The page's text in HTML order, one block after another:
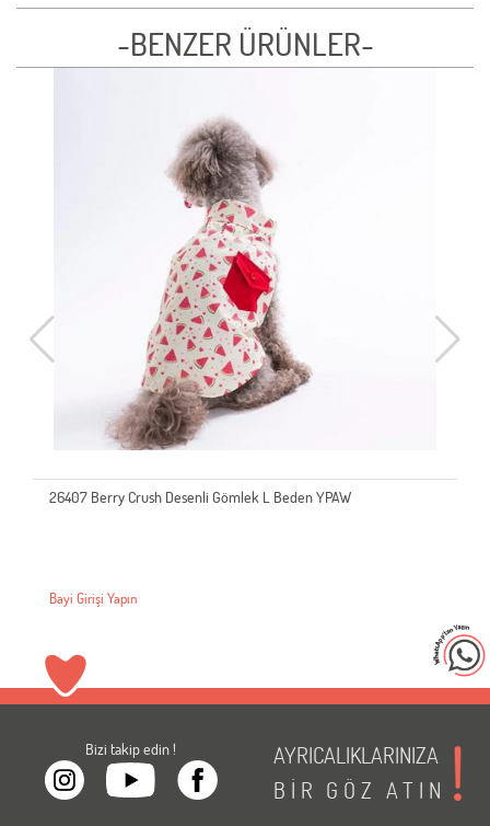
-BENZER ÜRÜNLER-
26407 Berry Crush Desenli Gömlek L Beden YPAW
Bayi Girişi Yapın
Bizi takip edin !
AYRICALIKLARINIZA
BİR GÖZ ATIN